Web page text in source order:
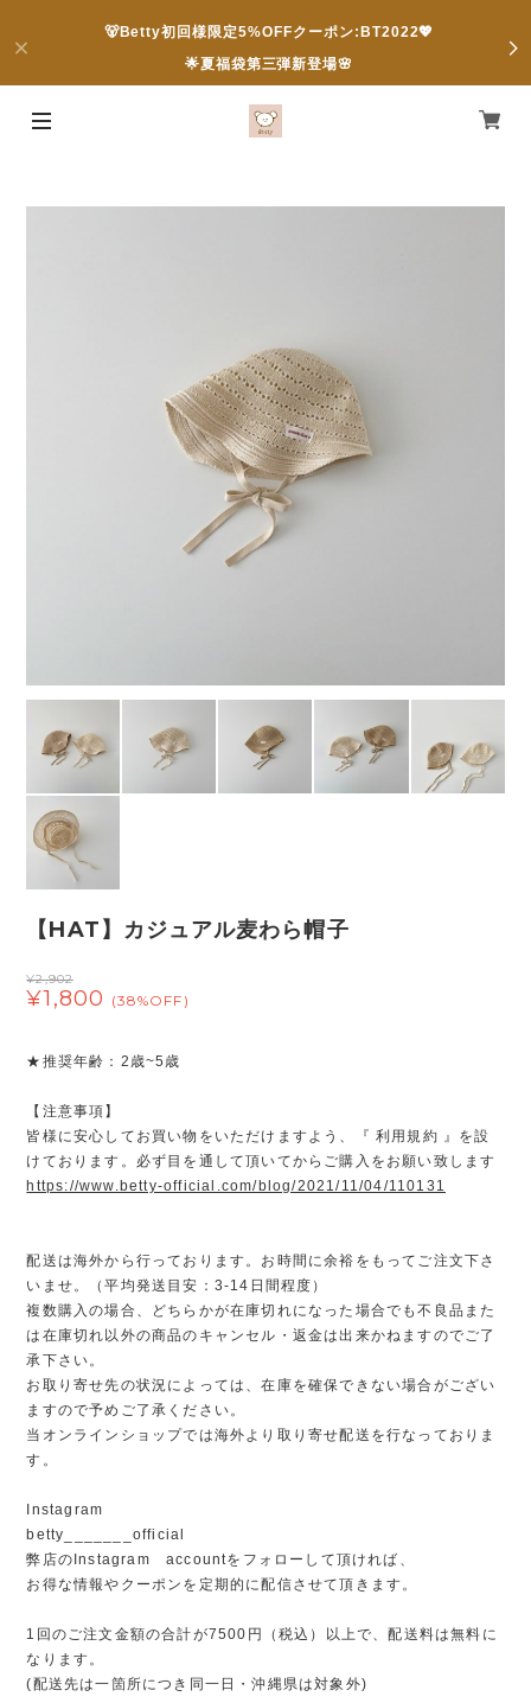
🐻Betty初回様限定5%OFFクーポン:BT2022💖
🌟夏福袋第三弾新登場🌸
【HAT】カジュアル麦わら帽子
¥2,902
¥1,800 (38%OFF)
★推奨年齢：2歳~5歳
【注意事項】
皆様に安心してお買い物をいただけますよう、『 利用規約 』を設
けております。必ず目を通して頂いてからご購入をお願い致します
https://www.betty-official.com/blog/2021/11/04/110131
配送は海外から行っております。お時間に余裕をもってご注文下さ
いませ。（平均発送目安：3-14日間程度）
複数購入の場合、どちらかが在庫切れになった場合でも不良品また
は在庫切れ以外の商品のキャンセル・返金は出来かねますのでご了
承下さい。
お取り寄せ先の状況によっては、在庫を確保できない場合がござい
ますので予めご了承ください。
当オンラインショップでは海外より取り寄せ配送を行なっておりま
す。
Instagram
betty_______official
弊店のInstagram accountをフォローして頂ければ、
お得な情報やクーポンを定期的に配信させて頂きます。
1回のご注文金額の合計が7500円（税込）以上で、配送料は無料に
なります。
(配送先は一箇所につき同一日・沖縄県は対象外)